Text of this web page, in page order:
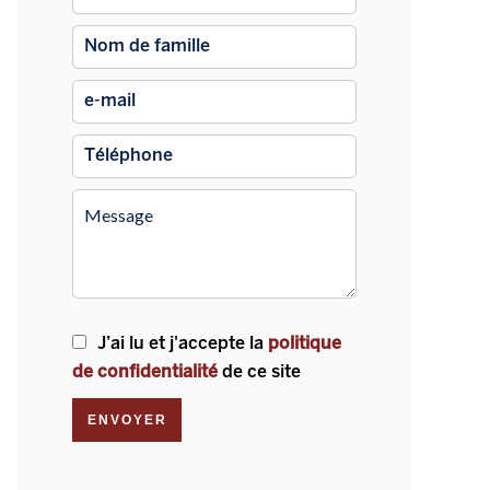
J’ai lu et j'accepte la politique
de confidentialité de ce site
ENVOYER